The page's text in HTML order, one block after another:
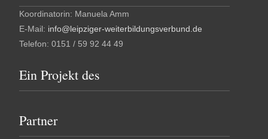
Koordinatorin: Manuela Amm
E-Mail: info@leipziger-weiterbildungsverbund.de
Telefon: 0151 / 59 92 44 49
Ein Projekt des
Partner